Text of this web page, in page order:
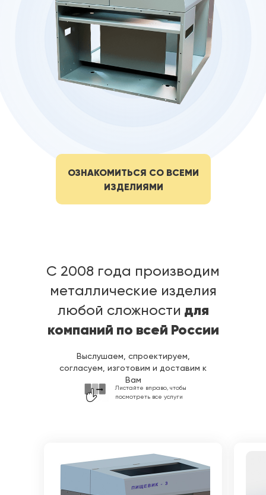
ОЗНАКОМИТЬСЯ СО ВСЕМИ
ИЗДЕЛИЯМИ
C 2008 года производим
металлические изделия
любой сложности для
компаний по всей России
Выслушаем, спроектируем,
согласуем, изготовим и доставим к
Вам
Листайте вправо, чтобы
посмотреть все услуги